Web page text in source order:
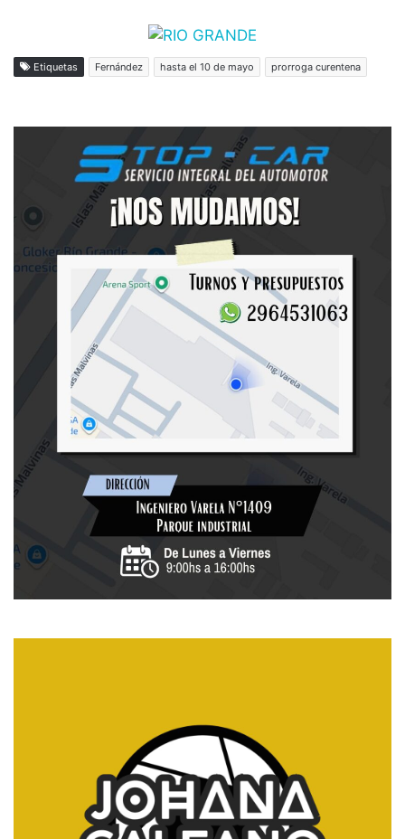
Etiquetas Fernández hasta el 10 de mayo prorroga curentena